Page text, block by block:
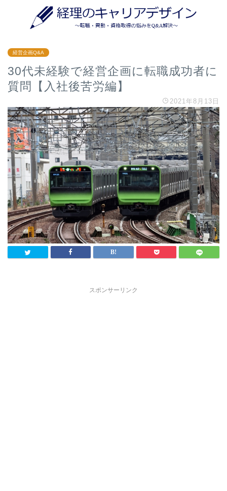
経営企画Q&A
30代未経験で経営企画に転職成功者に
質問【入社後苦労編】
2021年8月13日
スポンサーリンク